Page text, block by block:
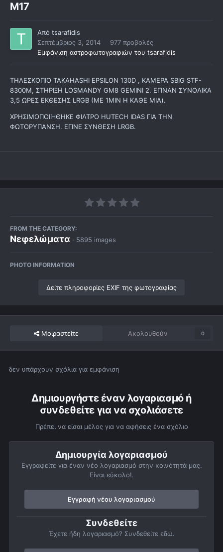
M17
Από tsarafidis
Σεπτέμβριος 3, 2014
977 προβολές
Εμφάνιση αστροφωτογραφιών του tsarafidis
ΤΗΛΕΣΚΟΠΙΟ TAKAHASHI EPSILON 130D , ΚΑΜΕΡΑ SBIG STF-
8300M, ΣΤΗΡΙΞΗ LOSMANDY GM8 GEMINI 2. ΕΓΙΝΑΝ ΣΥΝΟΛΙΚΑ
3,5 ΩΡΕΣ ΕΚΘΕΣΗΣ LRGB (ME 1MIN H ΚΑΘΕ ΜΙΑ).
ΧΡΗΣΙΜΟΠΟΙΉΘΗΚΕ ΦΙΛΤΡΟ HUTECH IDAS ΓΙΑ ΤΗΝ
ΦΩΤΟΡΥΠΑΝΣΗ. ΕΓΙΝΕ ΣΥΝΘΕΣΗ LRGB.
FROM THE CATEGORY:
Νεφελώματα · 5895 images
PHOTO INFORMATION
Δείτε πληροφορίες EXIF της φωτογραφίας
Μοιραστείτε Ακολουθούν 0
δεν υπάρχουν σχόλια για εμφάνιση
Δημιουργήστε έναν λογαριασμό ή
συνδεθείτε για να σχολιάσετε
Πρέπει να είσαι μέλος για να αφήσεις ένα σχόλιο
Δημιουργία λογαριασμού
Εγγραφείτε για έναν νέο λογαριασμό στην κοινότητά μας.
Είναι εύκολο!.
Εγγραφή νέου λογαριασμού
Συνδεθείτε
Έχετε ήδη λογαριασμό? Συνδεθείτε εδώ.